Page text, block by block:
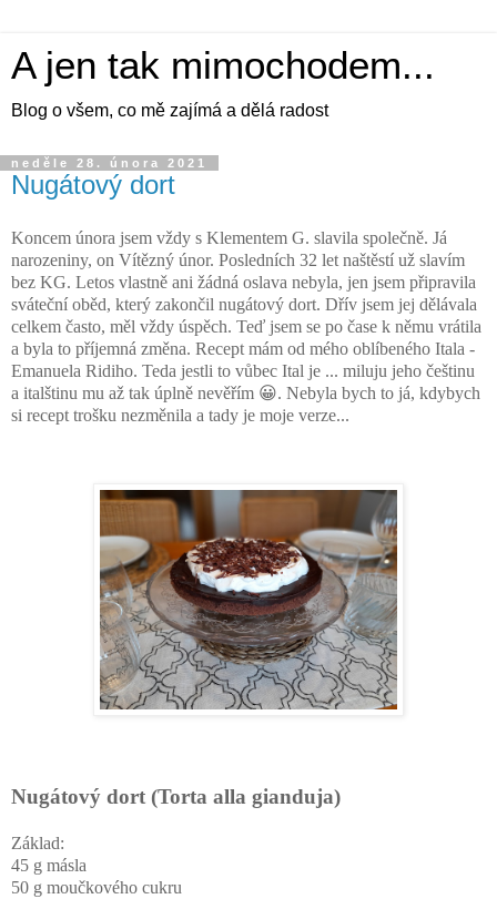
A jen tak mimochodem...
Blog o všem, co mě zajímá a dělá radost
neděle 28. února 2021
Nugátový dort
Koncem února jsem vždy s Klementem G. slavila společně. Já
narozeniny, on Vítězný únor. Posledních 32 let naštěstí už slavím
bez KG. Letos vlastně ani žádná oslava nebyla, jen jsem připravila
sváteční oběd, který zakončil nugátový dort. Dřív jsem jej dělávala
celkem často, měl vždy úspěch. Teď jsem se po čase k němu vrátila
a byla to příjemná změna. Recept mám od mého oblíbeného Itala -
Emanuela Ridiho. Teda jestli to vůbec Ital je ... miluju jeho češtinu
a italštinu mu až tak úplně nevěřím 😀. Nebyla bych to já, kdybych
si recept trošku nezměnila a tady je moje verze...
Nugátový dort (Torta alla gianduja)
Základ:
45 g másla
50 g moučkového cukru